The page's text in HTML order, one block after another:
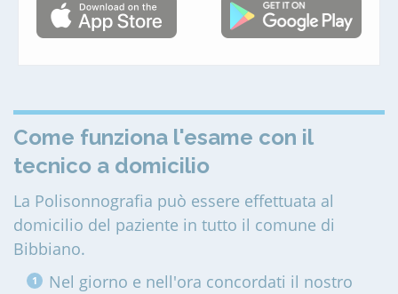
Come funziona l'esame con il
tecnico a domicilio
La Polisonnografia può essere effettuata al
domicilio del paziente in tutto il comune di
Bibbiano.
Nel giorno e nell'ora concordati il nostro